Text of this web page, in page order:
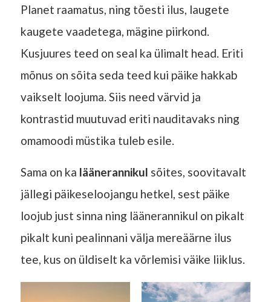
Planet raamatus, ning tõesti ilus, laugete
kaugete vaadetega, mägine piirkond.
Kusjuures teed on seal ka ülimalt head. Eriti
mõnus on sõita seda teed kui päike hakkab
vaikselt loojuma. Siis need värvid ja
kontrastid muutuvad eriti nauditavaks ning
omamoodi müstika tuleb esile.
Sama on ka läänerannikul sõites, soovitavalt
jällegi päikeseloojangu hetkel, sest päike
loojub just sinna ning läänerannikul on pikalt
pikalt kuni pealinnani välja mereäärne ilus
tee, kus on üldiselt ka võrlemisi väike liiklus.